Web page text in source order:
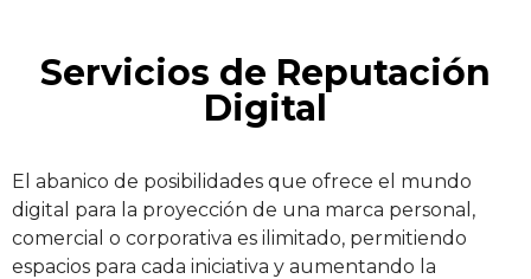
Servicios de Reputación
Digital
El abanico de posibilidades que ofrece el mundo
digital para la proyección de una marca personal,
comercial o corporativa es ilimitado, permitiendo
espacios para cada iniciativa y aumentando la